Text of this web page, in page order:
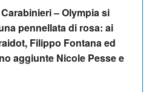
– Olympia si
pennellata di rosa: ai
Filippo Fontana ed
aggiunte Nicole Pesse e